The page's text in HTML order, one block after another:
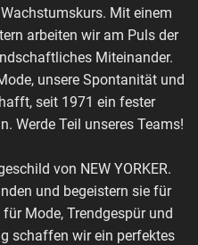
Mit einem
arbeiten wir am Puls der
Miteinander.
unsere Spontanität und
seit 1971 ein fester
Werde Teil unseres Teams!
von NEW YORKER.
und begeistern sie für
Mode, Trendgespür und
schaffen wir ein perfektes